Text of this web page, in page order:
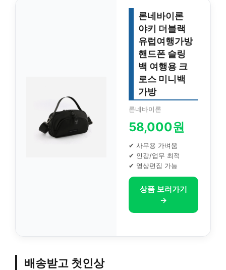
론네바이론
야키 더블랙
유럽여행가방
핸드폰 슬링
백 여행용 크
로스 미니백
가방
론네바이론
58,000원
✔ 사무용 가벼움
✔ 인강/업무 최적
✔ 영상편집 가능
상품 보러가기
→
배송받고 첫인상